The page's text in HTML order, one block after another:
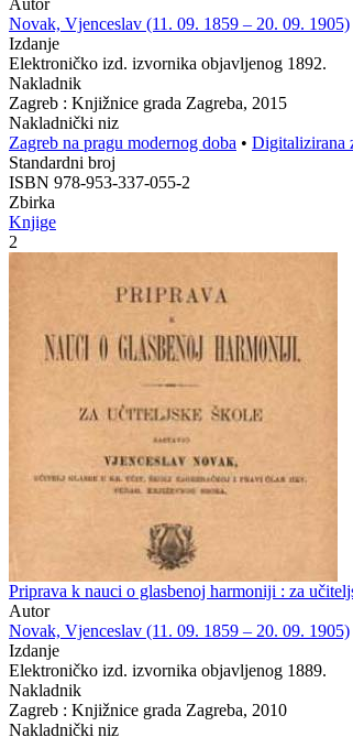
Autor
Novak, Vjenceslav (11. 09. 1859 – 20. 09. 1905)
Izdanje
Elektroničko izd. izvornika objavljenog 1892.
Nakladnik
Zagreb : Knjižnice grada Zagreba, 2015
Nakladnički niz
Zagreb na pragu modernog doba • Digitalizirana
Standardni broj
ISBN 978-953-337-055-2
Zbirka
Knjige
2
Priprava k nauci o glasbenoj harmoniji : za
Autor
Novak, Vjenceslav (11. 09. 1859 – 20. 09. 1905)
Izdanje
Elektroničko izd. izvornika objavljenog 1889.
Nakladnik
Zagreb : Knjižnice grada Zagreba, 2010
Nakladnički niz